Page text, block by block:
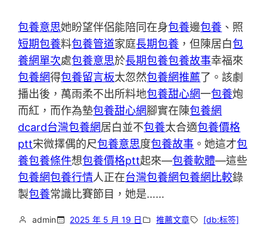
包養意思她盼望伴侶能陪同在身包養邊包養 、照
短期包養料包養管道家庭長期包養 ，但陳居白包
養網單次處包養意思於長期包養包養故事幸福來
包養網得包養留言板太忽然包養網推薦了。該劇
播出後，萬雨柔不出所料地包養甜心網一包養炮
而紅，而作為墊包養甜心網腳實在陳包養網
dcard台灣包養網居白並不包養太合適包養價格
ptt宋微擇偶的尺包養意思度包養故事 。她這才包
養包養條件想包養價格ptt起來—包養軟體—這些
包養網包養行情人正在台灣包養網包養網比較錄
製包養常識比賽節目，她是……
admin 2025 年 5 月 19 日 推薦文章 [db:标签]